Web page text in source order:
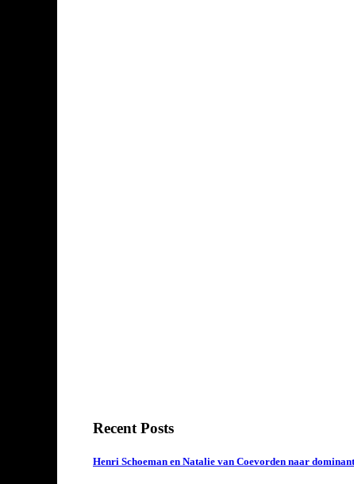
Recent Posts
Henri Schoeman en Natalie van Coevorden naar